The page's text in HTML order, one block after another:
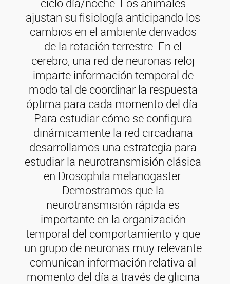
ajustan su fisiología anticipando los
cambios en el ambiente derivados
de la rotación terrestre. En el
cerebro, una red de neuronas reloj
imparte información temporal de
modo tal de coordinar la respuesta
óptima para cada momento del día.
Para estudiar cómo se configura
dinámicamente la red circadiana
desarrollamos una estrategia para
estudiar la neurotransmisión clásica
en Drosophila melanogaster.
Demostramos que la
neurotransmisión rápida es
importante en la organización
temporal del comportamiento y que
un grupo de neuronas muy relevante
comunican información relativa al
momento del día a través de glicina